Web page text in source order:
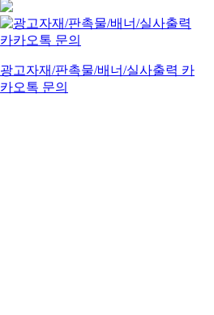
광고자재/판촉물/배너/실사출력 카
카오톡 문의